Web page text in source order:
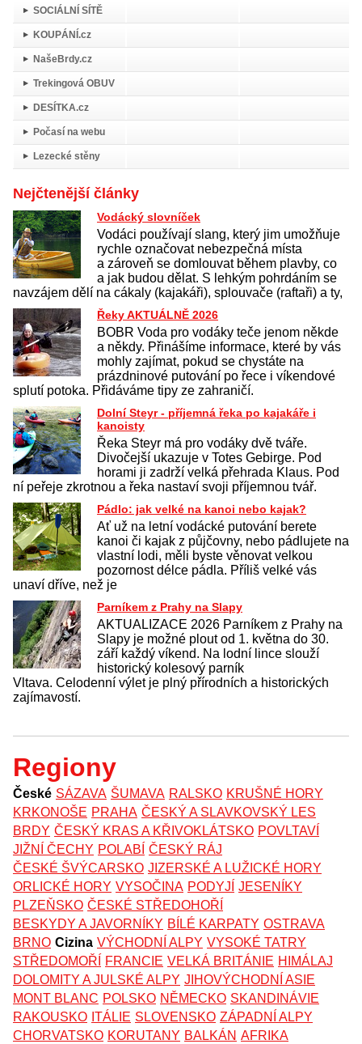
SOCIÁLNÍ SÍTĚ
KOUPÁNÍ.cz
NašeBrdy.cz
Trekingová OBUV
DESÍTKA.cz
Počasí na webu
Lezecké stěny
Nejčtenější články
Vodácký slovníček
Vodáci používají slang, který jim umožňuje
rychle označovat nebezpečná místa
a zároveň se domlouvat během plavby, co
a jak budou dělat. S lehkým pohrdáním se
navzájem dělí na cákaly (kajakáři), splouvače (raftaři) a ty,
Řeky AKTUÁLNĚ 2026
BOBR Voda pro vodáky teče jenom někde
a někdy. Přinášíme informace, které by vás
mohly zajímat, pokud se chystáte na
prázdninové putování po řece i víkendové
splutí potoka. Přidáváme tipy ze zahraničí.
Dolní Steyr - příjemná řeka po kajakáře i
kanoisty
Řeka Steyr má pro vodáky dvě tváře.
Divočejší ukazuje v Totes Gebirge. Pod
horami ji zadrží velká přehrada Klaus. Pod
ní peřeje zkrotnou a řeka nastaví svoji příjemnou tvář.
Pádlo: jak velké na kanoi nebo kajak?
Ať už na letní vodácké putování berete
kanoi či kajak z půjčovny, nebo pádlujete na
vlastní lodi, měli byste věnovat velkou
pozornost délce pádla. Příliš velké vás
unaví dříve, než je
Parníkem z Prahy na Slapy
AKTUALIZACE 2026 Parníkem z Prahy na
Slapy je možné plout od 1. května do 30.
září každý víkend. Na lodní lince slouží
historický kolesový parník
Vltava. Celodenní výlet je plný přírodních a historických
zajímavostí.
Regiony
České SÁZAVA ŠUMAVA RALSKO KRUŠNÉ HORY
KRKONOŠE PRAHA ČESKÝ A SLAVKOVSKÝ LES
BRDY ČESKÝ KRAS A KŘIVOKLÁTSKO POVLTAVÍ
JIŽNÍ ČECHY POLABÍ ČESKÝ RÁJ
ČESKÉ ŠVÝCARSKO JIZERSKÉ A LUŽICKÉ HORY
ORLICKÉ HORY VYSOČINA PODYJÍ JESENÍKY
PLZEŇSKO ČESKÉ STŘEDOHOŘÍ
BESKYDY A JAVORNÍKY BÍLÉ KARPATY OSTRAVA
BRNO Cizina VÝCHODNÍ ALPY VYSOKÉ TATRY
STŘEDOMOŘÍ
FRANCIE VELKÁ BRITÁNIE HIMÁLAJ
DOLOMITY A JULSKÉ ALPY JIHOVÝCHODNÍ ASIE
MONT BLANC POLSKO NĚMECKO SKANDINÁVIE
RAKOUSKO ITÁLIE SLOVENSKO ZÁPADNÍ ALPY
CHORVATSKO KORUTANY BALKÁN AFRIKA